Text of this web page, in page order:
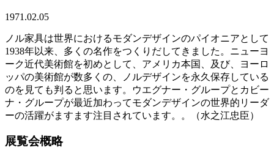
1971.02.05
ノル家具は世界におけるモダンデザインのパイオニアとして
1938年以来、多くの名作をつくりだしてきました。ニューヨ
ーク近代美術館を初めとして、アメリカ本国、及び、ヨーロ
ッパの美術館が数多くの、ノルデザインを永久保存している
のを見ても判ると思います。ウエグナー・グループとカビー
ナ・グループが最近加わってモダンデザインの世界的リーダ
ーの活躍がますます注目されています。。（水之江忠臣）
展覧会概略